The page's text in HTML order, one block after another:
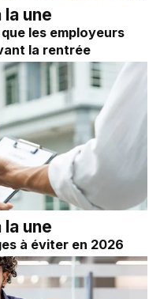
une
les employeurs
la rentrée
une
à éviter en 2026